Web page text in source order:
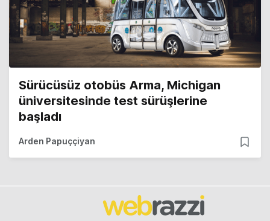
Sürücüsüz otobüs Arma, Michigan
üniversitesinde test sürüşlerine
başladı
Arden Papuççiyan